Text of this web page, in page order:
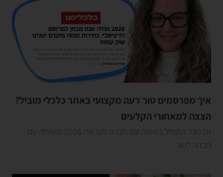
איך מפרסמים טור דעה מקצועי באתר כלכלי מוביל?
הצצה למאחורי הקלעים
זה הכל התחיל בשיחה עם חברה לקראת 2026 משיחה עם
חברה לטור